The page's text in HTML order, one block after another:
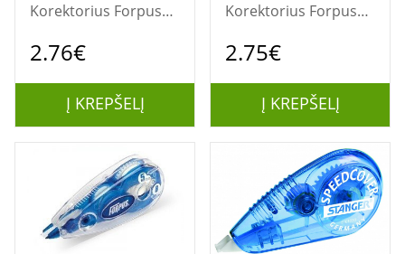
Korektorius Forpus
2.76€
Į KREPŠELĮ
Korektorius Forpus
ml
2.75€
Į KREPŠELĮ